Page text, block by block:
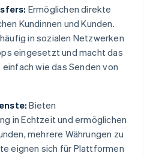
Ermöglichen direkte
Kundinnen und Kunden.
in sozialen Netzwerken
eingesetzt und macht das
wie das Senden von
Bieten
in Echtzeit und ermöglichen
mehrere Währungen zu
eignen sich für Plattformen